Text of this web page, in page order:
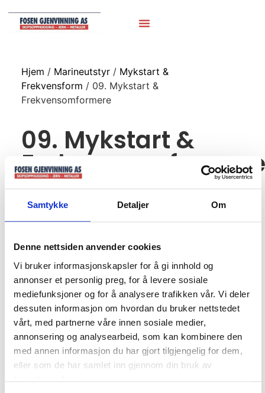
Samtykke Detaljer Om
Denne nettsiden anvender cookies
Vi bruker informasjonskapsler for å gi innhold og
annonser et personlig preg, for å levere sosiale
mediefunksjoner og for å analysere trafikken vår. Vi deler
dessuten informasjon om hvordan du bruker nettstedet
vårt, med partnerne våre innen sosiale medier,
annonsering og analysearbeid, som kan kombinere den
med annen informasjon du har gjort tilgjengelig for dem,
eller som de har samlet inn gjennom din bruk av
Hjem / Marineutstyr/ Mykstart &
Frekvensform / 09. Mykstart &
Frekvensomformere
09. Mykstart &
Frekvensomformere